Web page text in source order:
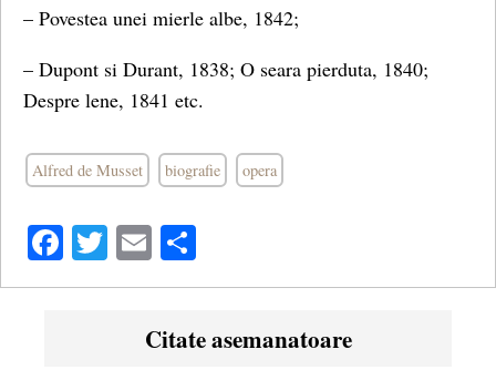
– Povestea unei mierle albe, 1842;
– Dupont si Durant, 1838; O seara pierduta, 1840;
Despre lene, 1841 etc.
Alfred de Musset biografie opera
Facebook
Twitter
Email
Citate asemanatoare